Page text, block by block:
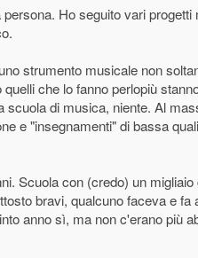
Ho seguito vari
strumento musicale non
che lo fanno perlopiù
di musica, niente. Al
e "insegnamenti" di bassa
Scuola con (credo) un
bravi, qualcuno faceva e
anno sì, ma non c'erano più